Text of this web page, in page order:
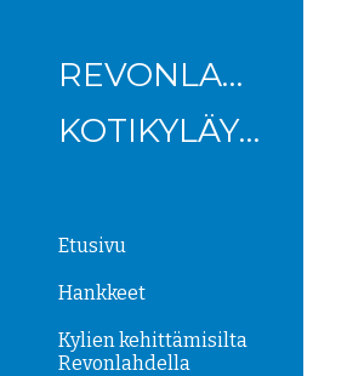
REVONLAHDEN
KOTIKYLÄYHDISTYS
Etusivu
Hankkeet
Kylien kehittämisilta
Revonlahdella